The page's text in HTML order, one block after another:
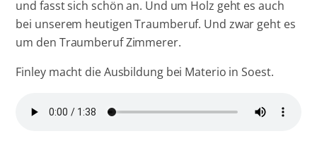
und fasst sich schön an. Und um Holz geht es auch
bei unserem heutigen Traumberuf. Und zwar geht es
um den Traumberuf Zimmerer.
Finley macht die Ausbildung bei Materio in Soest.